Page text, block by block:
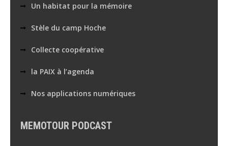
Un habitat pour la mémoire
Stèle du camp Hoche
Collecte coopérative
la PAIX à l’agenda
Nos applications numériques
MEMOTOUR PODCAST